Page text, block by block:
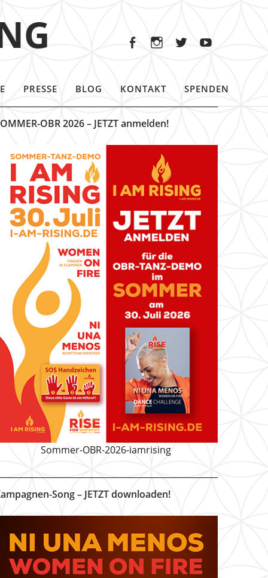
PRESSE BLOG KONTAKT SPENDEN
OBR 2026 – JETZT anmelden!
Sommer-OBR-2026-iamrising
Song – JETZT downloaden!